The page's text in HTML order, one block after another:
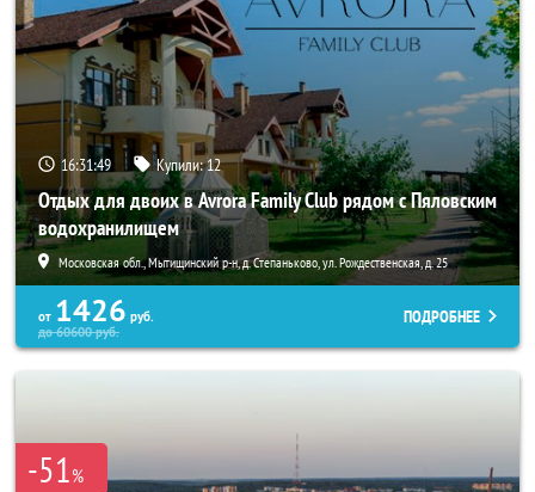
16:31:45 Купили:12
Отдых для двоих в Avrora Family Club рядом с Пяловским
водохранилищем
Московская обл., Мытищинский р-н, д. Степаньково, ул. Рождественская, д. 25
от 1426 руб.
до60600руб.
ПОДРОБНЕЕ
-51%